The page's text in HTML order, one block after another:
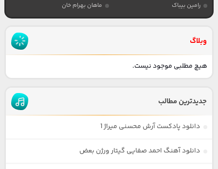
رامین بیباک
ماهان بهرام خان
وبلاگ
هیچ مطلبی موجود نیست.
جدیدترین مطالب
دانلود پادکست آرش محسنی میراژ 1
دانلود آهنگ احمد صفایی گیتار ورژن بعض